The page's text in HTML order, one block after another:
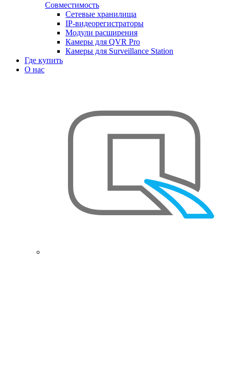
Совместимость
Сетевые хранилища
IP-видеорегистраторы
Модули расширения
Камеры для QVR Pro
Камеры для Surveillance Station
Где купить
О нас